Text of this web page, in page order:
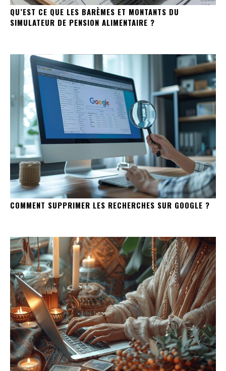
QU’EST CE QUE LES BARÈMES ET MONTANTS DU
SIMULATEUR DE PENSION ALIMENTAIRE ?
COMMENT SUPPRIMER LES RECHERCHES SUR GOOGLE ?